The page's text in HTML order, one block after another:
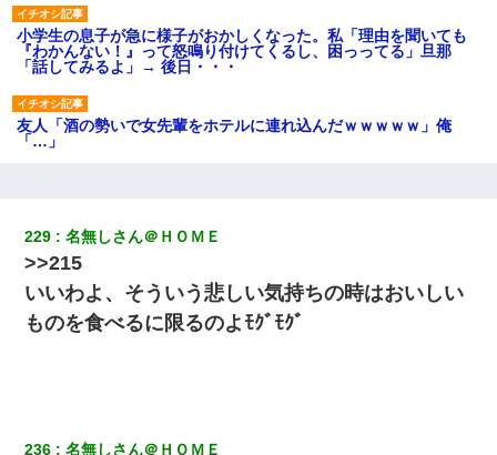
小学生の息子が急に様子がおかしくなった。私「理由を聞いても
『わかんない！』って怒鳴り付けてくるし、困っってる」旦那
「話してみるよ」→ 後日・・・
友人「酒の勢いで女先輩をホテルに連れ込んだｗｗｗｗｗ」俺
「…」
新卒の女性社員に1年半ストーカーされていた。俺「マジで怖い」
上司「話をしてみる」→女性社員「実は10数年前に…」
229 名無しさん＠ＨＯＭＥ
>>215
いいわよ、そういう悲しい気持ちの時はおいしい
ものを食べるに限るのよﾓｸﾞﾓｸﾞ
236 名無しさん＠ＨＯＭＥ